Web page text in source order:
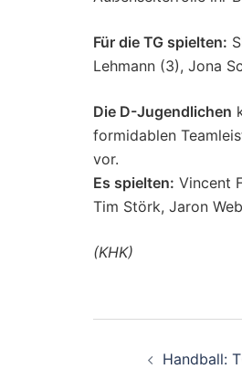
Für die TG spielten:
Lehmann (3), Jona
Die D-Jugendlichen
formidablen
vor.
Es spielten: Vincent
Tim Störk, Jaron
(KHK)
Handball: